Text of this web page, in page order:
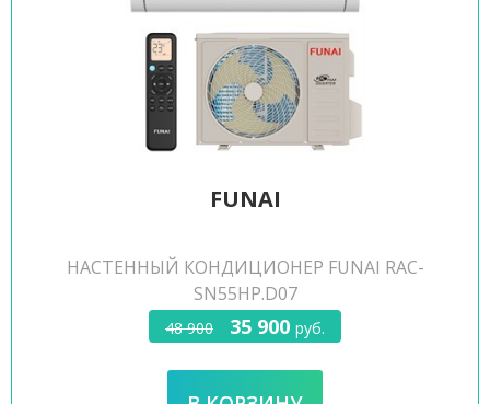
FUNAI
НАСТЕННЫЙ КОНДИЦИОНЕР FUNAI RAC-
SN55HP.D07
48 900 35 900 руб.